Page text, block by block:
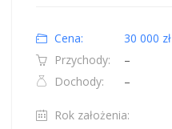
Cena:
30 000 zł
Przychody:
–
Dochody:
–
Rok założenia: